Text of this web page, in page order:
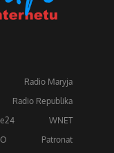
Radio Maryja
Radio Republika
WNET
Patronat